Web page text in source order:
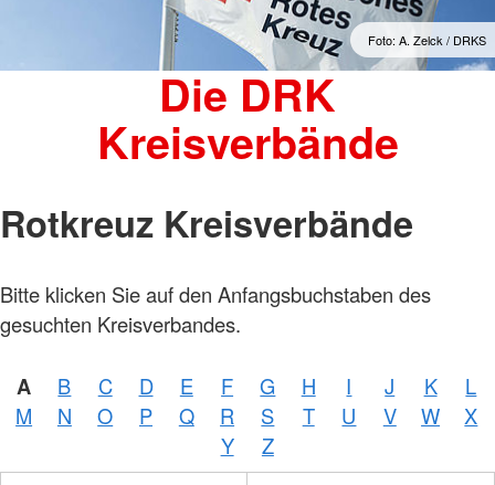
Foto: A. Zelck / DRKS
Die DRK
Kreisverbände
Rotkreuz Kreisverbände
Bitte klicken Sie auf den Anfangsbuchstaben des
gesuchten Kreisverbandes.
A B C D E F G H I J K
L
M
N O P Q R S T U V W
X
Y
Z